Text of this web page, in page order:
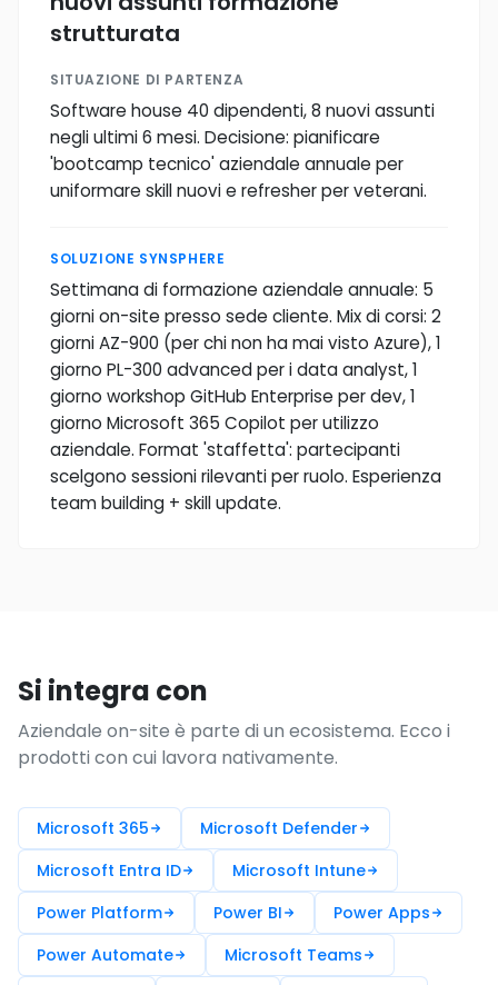
strutturata
SITUAZIONE DI PARTENZA
Software house 40 dipendenti, 8 nuovi assunti
negli ultimi 6 mesi. Decisione: pianificare
'bootcamp tecnico' aziendale annuale per
uniformare skill nuovi e refresher per veterani.
SOLUZIONE SYNSPHERE
Settimana di formazione aziendale annuale: 5
giorni on-site presso sede cliente. Mix di corsi: 2
giorni AZ-900 (per chi non ha mai visto Azure), 1
giorno PL-300 advanced per i data analyst, 1
giorno workshop GitHub Enterprise per dev, 1
giorno Microsoft 365 Copilot per utilizzo
aziendale. Format 'staffetta': partecipanti
scelgono sessioni rilevanti per ruolo. Esperienza
team building + skill update.
Si integra con
Aziendale on-site è parte di un ecosistema. Ecco i
prodotti con cui lavora nativamente.
Microsoft 365
Microsoft Defender
Microsoft Entra ID
Microsoft Intune
Power Platform
Power BI
Power Apps
Power Automate
Microsoft Teams